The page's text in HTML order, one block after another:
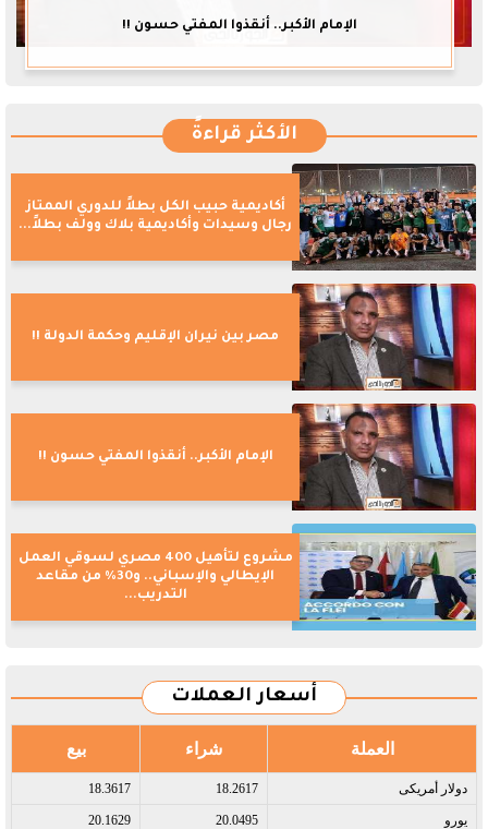
الإمام الأكبر.. أنقذوا المفتي حسون !!
الأكثر قراءةً
أكاديمية حبيب الكل بطلاً للدوري الممتاز
رجال وسيدات وأكاديمية بلاك وولف بطلاً...
مصر بين نيران الإقليم وحكمة الدولة !!
الإمام الأكبر.. أنقذوا المفتي حسون !!
مشروع لتأهيل 400 مصري لسوقي العمل
الإيطالي والإسباني.. و30% من مقاعد
التدريب...
أسعار العملات
العملة شراء بيع
دولار أمريكى​ 18.2617
18.3617
يورو​ 20.0495
20.1629